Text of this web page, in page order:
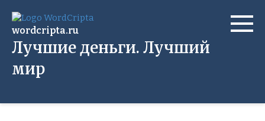
контенту
wordcripta.ru
Лучшие деньги. Лучший
мир